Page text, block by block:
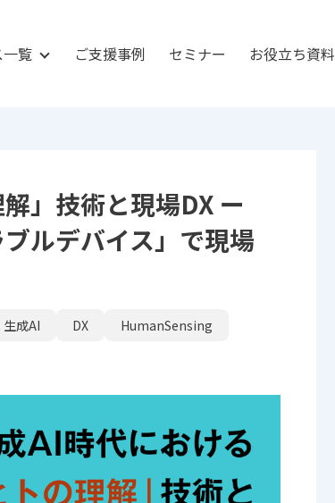
覧 ご支援事例 セミナー お役立ち資料
」技術と現場DX ー
ルデバイス」で現場
生成AI DX
HumanSensing